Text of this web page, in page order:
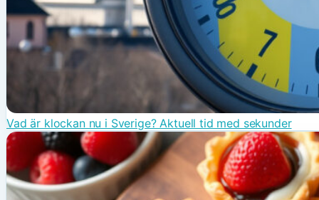
Vad är klockan nu i Sverige? Aktuell tid med sekunder